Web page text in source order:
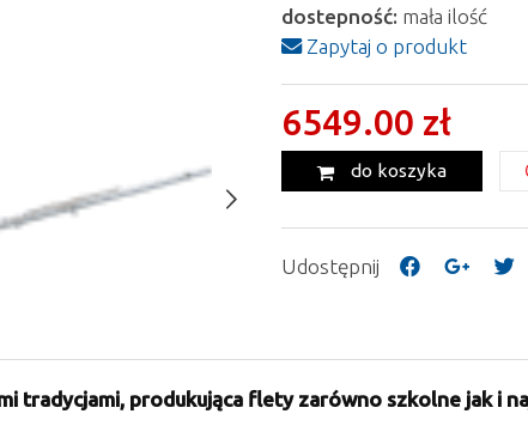
dostepność: mała ilość
Zapytaj o produkt
6549.00 zł
do koszyka
Udostępnij
tradycjami, produkująca flety zarówno szkolne jak i